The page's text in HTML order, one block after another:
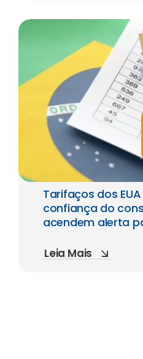
Tarifaços dos
confiança do
acendem alerta
Leia Mais